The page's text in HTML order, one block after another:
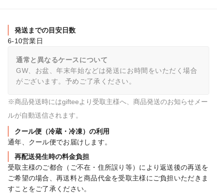
発送までの目安日数
6-10営業日
通常と異なるケースについて
GW、お盆、年末年始などは発送にお時間をいただく場合
がございます。予めご了承ください。
※商品発送時にはgifteeより受取主様へ、商品発送のお知らせメー
ルが自動送信されます。
クール便（冷蔵・冷凍）の利用
通年、クール便でお届けします。
再配送発生時の料金負担
受取主様のご都合（ご不在・住所誤り等）により返送後の再送を
ご希望の場合、再送料と商品代金を受取主様にご負担いただきま
すことをご了承ください。